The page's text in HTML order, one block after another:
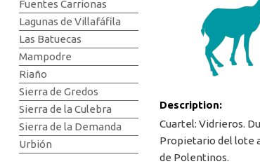
Description:
Cuartel: Vidrieros.
Propietario del lote
de Polentinos.
Fuentes Carrionas
Lagunas de Villafáfila
Las Batuecas
Mampodre
Riaño
Sierra de Gredos
Sierra de la Culebra
Sierra de la Demanda
Urbión